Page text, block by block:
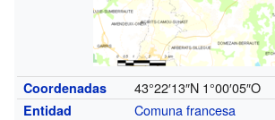
Coordenadas 43°22′13″N 1°00′05″O
Entidad
Comuna francesa